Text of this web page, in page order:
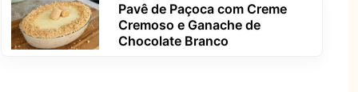
Pavê de Paçoca com Creme
Cremoso e Ganache de
Chocolate Branco